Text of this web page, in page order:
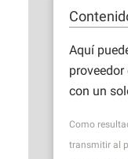
Aquí
con un
Como
transmitir al